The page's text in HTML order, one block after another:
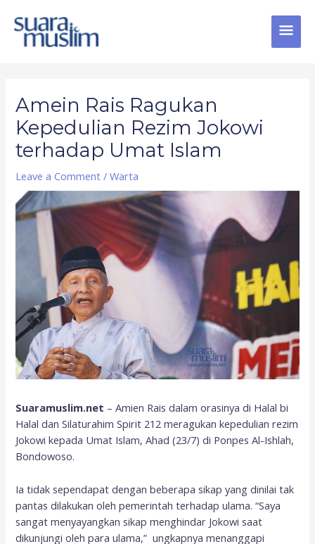
content
Amein Rais Ragukan
Kepedulian Rezim Jokowi
terhadap Umat Islam
Leave a Comment /Warta
Suaramuslim.net – Amien Rais dalam orasinya di Halal bi
Halal dan Silaturahim Spirit 212 meragukan kepedulian rezim
Jokowi kepada Umat Islam, Ahad (23/7) di Ponpes Al-Ishlah,
Bondowoso.
Ia tidak sependapat dengan beberapa sikap yang dinilai tak
pantas dilakukan oleh pemerintah terhadap ulama. “Saya
sangat menyayangkan sikap menghindar Jokowi saat
dikunjungi oleh para ulama,” ungkapnya menanggapi